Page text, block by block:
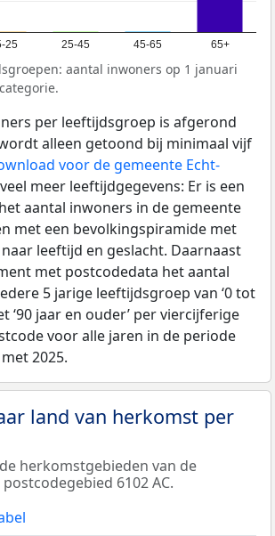
25 25-45 45-65 65+
aantal inwoners op 1 januari
per leeftijdsgroep is afgerond
alleen getoond bij minimaal vijf
voor de gemeente Echt-
meer leeftijdgegevens: Er is een
aantal inwoners in de gemeente
met een bevolkingspiramide met
leeftijd en geslacht. Daarnaast
met postcodedata het aantal
5 jarige leeftijdsgroep van ‘0 tot
‘90 jaar en ouder’ per viercijferige
voor alle jaren in de periode
2025.
land van herkomst per
herkomstgebieden van de
6102 AC.